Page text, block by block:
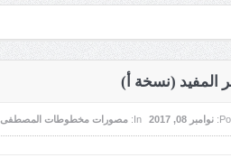
المفيد (نسخة أ)
نوامبر 08, 2017 In: مصورات مخطوطات المصطفى